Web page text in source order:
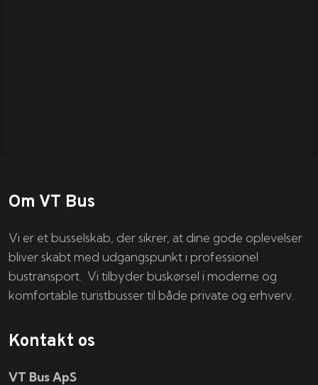
Om VT Bus
Vi er et busselskab, der sikrer, at dine gode oplevelser
bliver skabt med udgangspunkt i professionel
bustransport. Vi tilbyder buskørsel i moderne og
komfortable turistbusser til både private og erhverv.
Kontakt os
VT Bus ApS